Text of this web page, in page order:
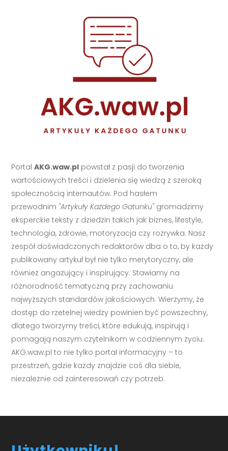
PortalAKG.waw.pl powstał z pasji do tworzenia
wartościowych treści i dzielenia się wiedzą z szeroką
społecznością internautów. Pod hasłem
przewodnim "Artykuły Każdego Gatunku"gromadzimy
eksperckie teksty z dziedzin takich jak biznes, lifestyle,
technologia, zdrowie, motoryzacja czy rozrywka. Nasz
zespół doświadczonych redaktorów dba o to, by każdy
publikowany artykuł był nie tylko merytoryczny, ale
również angażujący i inspirujący. Stawiamy na
różnorodność tematyczną przy zachowaniu
najwyższych standardów jakościowych. Wierzymy, że
dostęp do rzetelnej wiedzy powinien być powszechny,
dlatego tworzymy treści, które edukują, inspirują i
pomagają naszym czytelnikom w codziennym życiu.
AKG.waw.pl to nie tylko portal informacyjny – to
przestrzeń, gdzie każdy znajdzie coś dla siebie,
niezależnie od zainteresowań czy potrzeb.